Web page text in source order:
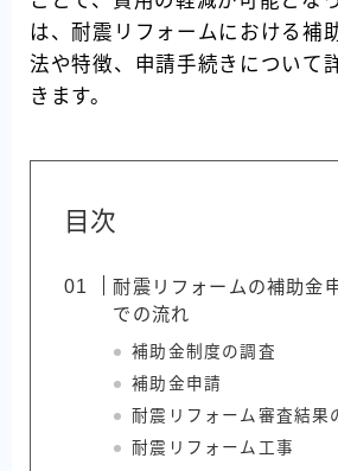
は、耐震リフォームにおける補
法や特徴、申請手続きについて
きます。
目次
耐震リフォームの補助金
での流れ
補助金制度の調査
補助金申請
耐震リフォーム審査結果
耐震リフォーム工事